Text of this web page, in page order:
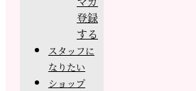
登録
する
スタッフに
なりたい
ショップ